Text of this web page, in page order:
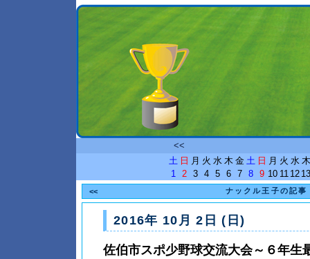
<<
土 日 月 火 水 木 金 土 日 月 火 水 木
1
2 3 4 5 6 7 8 9 10 11 12 13
<< ナックル王子の記事
2016年 10月 2日 (日)
佐伯市スポ少野球交流大会～６年生